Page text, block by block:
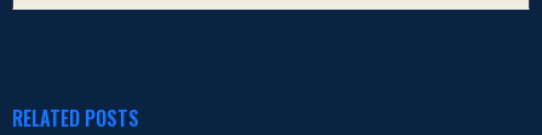
RELATED POSTS